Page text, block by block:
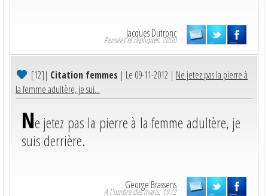
Jacques Dutronc
Pensées et répliques. 2000
[12]| Citation femmes | Le 09-11-2012 | Ne jetez pas la pierre à
la femme adultère, je sui...
Ne jetez pas la pierre à la femme adultère, je
suis derrière.
George Brassens
A l'ombre des maris. 1972